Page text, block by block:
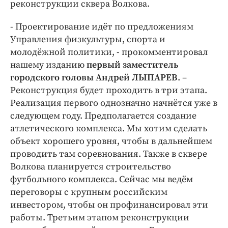
Интересное чтиво
Бренд года
Работодатель года
реконструкции сквера Волкова.
- Проектирование идёт по предложениям
Управления физкультуры, спорта и
молодёжной политики, - прокомментировал
нашему изданиюпервый заместитель
городского головы Андрей ЛЫПАРЕВ. –
Реконструкция будет проходить в три этапа.
Реализация первого однозначно начнётся уже в
следующем году. Предполагается создание
атлетического комплекса. Мы хотим сделать
объект хорошего уровня, чтобы в дальнейшем
проводить там соревнования. Также в сквере
Волкова планируется строительство
футбольного комплекса. Сейчас мы ведём
переговоры с крупным российским
инвестором, чтобы он профинансировал эти
работы. Третьим этапом реконструкции